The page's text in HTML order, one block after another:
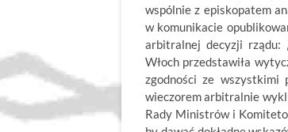
wspólnie z episkopatem
w komunikacie
arbitralnej decyzji rządu:
Włoch przedstawiła
zgodności ze
wieczorem arbitralnie
Rady Ministrów i